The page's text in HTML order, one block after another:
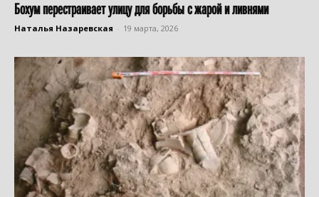
Бохум перестраивает улицу для борьбы с жарой и ливнями
Наталья Назаревская 19 марта, 2026